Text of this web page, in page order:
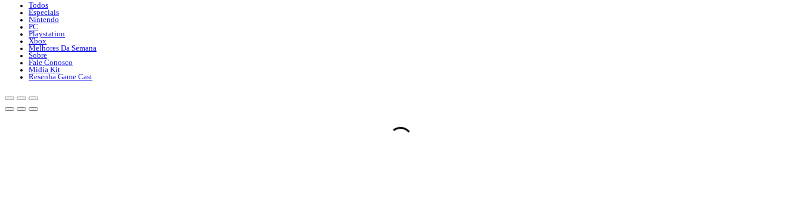
Todos
Especiais
Nintendo
PC
Playstation
Xbox
Melhores Da Semana
Sobre
Fale Conosco
Midia Kit
Resenha Game Cast